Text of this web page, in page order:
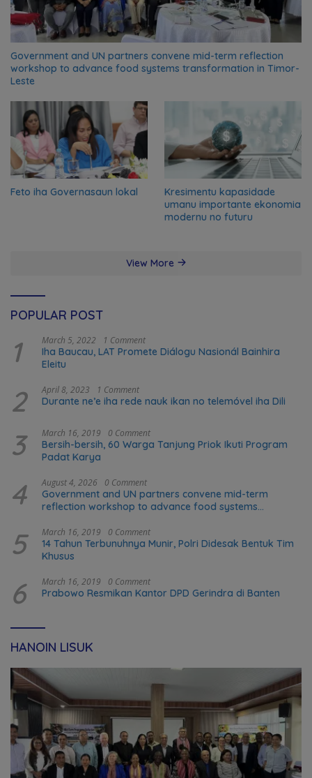
Government and UN partners convene mid-term reflection
workshop to advance food systems transformation in Timor-
Leste
Feto iha Governasaun lokal
Kresimentu kapasidade
umanu importante ekonomia
modernu no futuru
View More
POPULAR POST
1 March 5, 2022 1 Comment
Iha Baucau, LAT Promete Diálogu Nasionál Bainhira
Eleitu
2 April 8, 2023 1 Comment
Durante ne’e iha rede nauk ikan no telemóvel iha Dili
3 March 16, 2019 0 Comment
Bersih-bersih, 60 Warga Tanjung Priok Ikuti Program
Padat Karya
4 August 4, 2026 0 Comment
Government and UN partners convene mid-term
reflection workshop to advance food systems
5 March 16, 2019 0 Comment
14 Tahun Terbunuhnya Munir, Polri Didesak Bentuk Tim
Khusus
6 March 16, 2019 0 Comment
Prabowo Resmikan Kantor DPD Gerindra di Banten
HANOIN LISUK